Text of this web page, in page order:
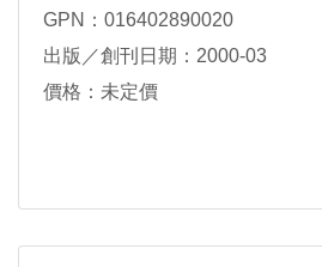
GPN：016402890020
出版／創刊日期：2000-03
價格：未定價